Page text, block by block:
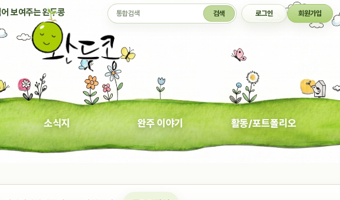
보여주는 완두콩 통합검색 검색 로그인 회원가입
소식지 완주 이야기 활동/포트폴리오